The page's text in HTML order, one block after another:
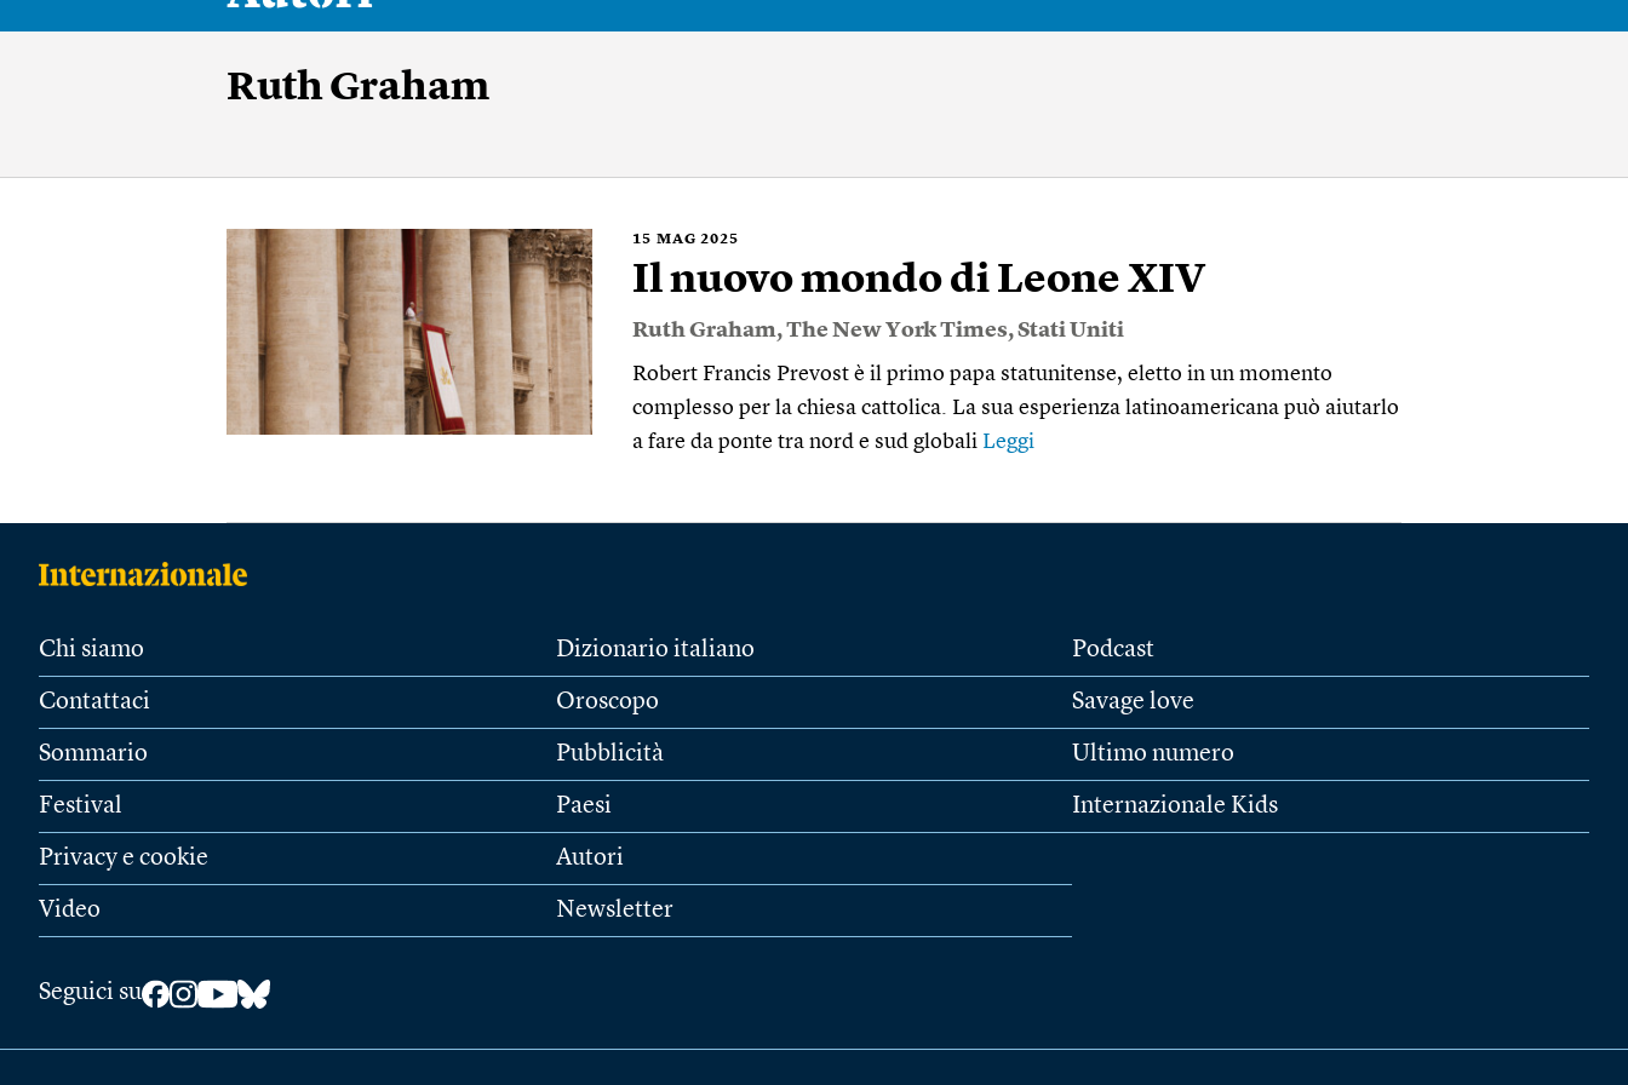
Ruth Graham
15 MAG 2025
Il nuovo mondo di Leone XIV
Ruth Graham,The New York Times,Stati Uniti
Robert Francis Prevost è il primo papa statunitense, eletto in un momento
complesso per la chiesa cattolica. La sua esperienza latinoamericana può aiutarlo
a fare da ponte tra nord e sud globali Leggi
Chi siamo
Contattaci
Sommario
Festival
Privacy e cookie
Video
Dizionario italiano
Oroscopo
Pubblicità
Paesi
Autori
Newsletter
Podcast
Savage love
Ultimo numero
Internazionale Kids
Seguici su